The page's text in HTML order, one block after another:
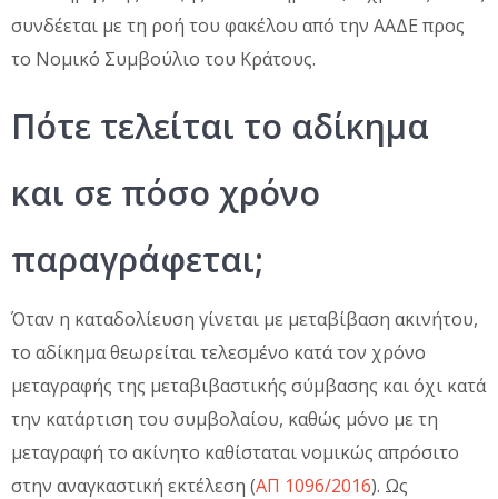
συνδέεται με τη ροή του φακέλου από την ΑΑΔΕ προς
το Νομικό Συμβούλιο του Κράτους.
Πότε τελείται το αδίκημα
και σε πόσο χρόνο
παραγράφεται;
Όταν η καταδολίευση γίνεται με μεταβίβαση ακινήτου,
το αδίκημα θεωρείται τελεσμένο κατά τον χρόνο
μεταγραφής της μεταβιβαστικής σύμβασης και όχι κατά
την κατάρτιση του συμβολαίου, καθώς μόνο με τη
μεταγραφή το ακίνητο καθίσταται νομικώς απρόσιτο
στην αναγκαστική εκτέλεση (ΑΠ 1096/2016). Ως